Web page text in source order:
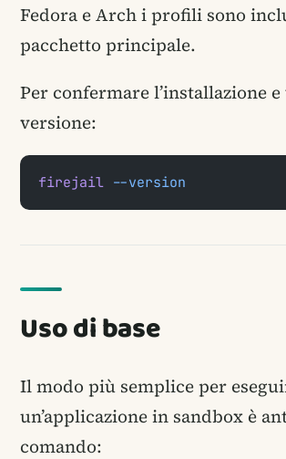
Fedora e Arch i profili sono
pacchetto principale.
Per confermare l’installazione
versione:
firejail --version
Uso di base
Il modo più semplice per
un’applicazione in sandbox è
comando: